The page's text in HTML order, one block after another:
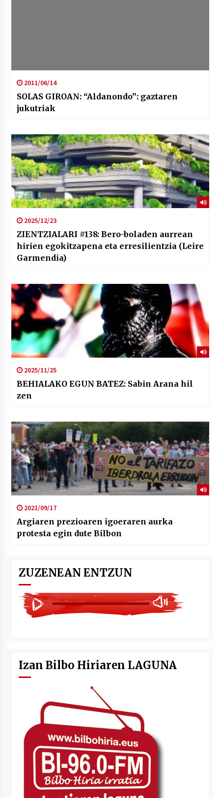
2011/06/14
SOLAS GIROAN: “Aldanondo”: gaztaren
jukutriak
2025/12/23
ZIENTZIALARI #138: Bero-boladen aurrean
hirien egokitzapena eta erresilientzia (Leire
Garmendia)
2025/11/25
BEHIALAKO EGUN BATEZ: Sabin Arana hil
zen
2021/09/17
Argiaren prezioaren igoeraren aurka
protesta egin dute Bilbon
ZUZENEAN ENTZUN
Izan Bilbo Hiriaren LAGUNA